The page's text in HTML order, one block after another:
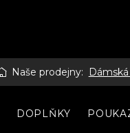
Naše prodejny:
DOPLŇKY